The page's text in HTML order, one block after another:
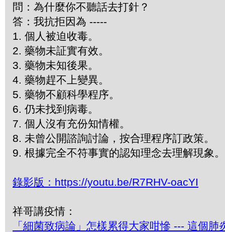
問：為什麼你不聽話去打針？
答：我抗拒因為 -----
1. 個人被迫收毒。
2. 藥物未証實有效。
3. 藥物未知後果。
4. 藥物趕不上變異。
5. 藥物不顧科學程序。
6. 仍未找到病毒。
7. 個人沒有充份知情權。
8. 未曾公開諮詢討論，按合理程序訂政策。
9. 根據完全不符事實的認知理念去理解現象。
錄影版：https://youtu.be/R7RHV-oacYI
祥哥講疫情：
「細菌致病論」怎樣累得大家咁慘 --- 這個肺